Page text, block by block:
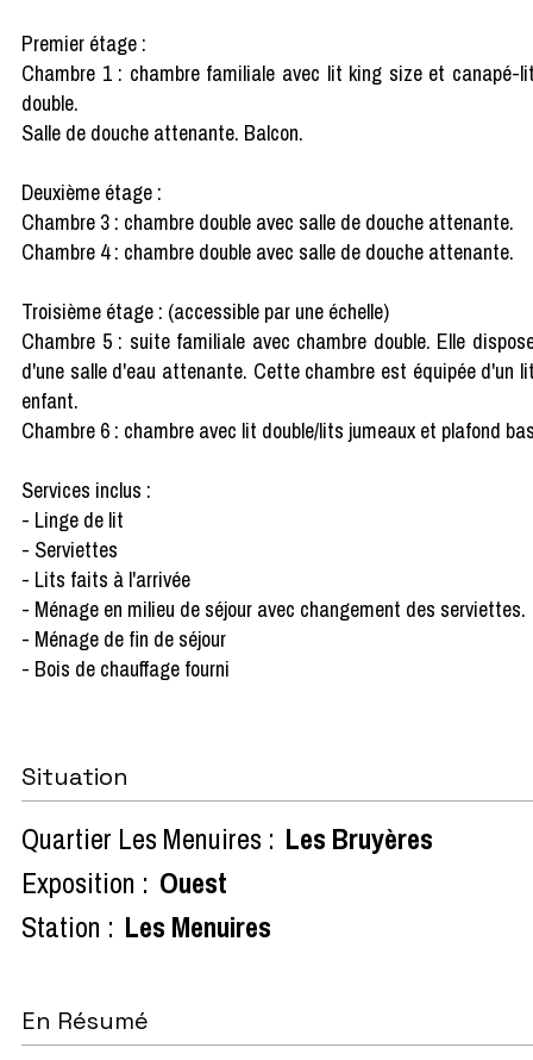
Premier étage :
Chambre 1 : chambre familiale avec lit king size et canapé-
double.
Salle de douche attenante. Balcon.
Deuxième étage :
Chambre 3 : chambre double avec salle de douche attenante.
Chambre 4 : chambre double avec salle de douche attenante.
Troisième étage : (accessible par une échelle)
Chambre 5 : suite familiale avec chambre double. Elle
d'une salle d'eau attenante. Cette chambre est équipée d'un
enfant.
Chambre 6 : chambre avec lit double/lits jumeaux et plafond
Services inclus :
- Linge de lit
- Serviettes
- Lits faits à l'arrivée
- Ménage en milieu de séjour avec changement des serviettes.
- Ménage de fin de séjour
- Bois de chauffage fourni
Situation
Quartier Les Menuires : Les Bruyères
Exposition : Ouest
Station : Les Menuires
En Résumé